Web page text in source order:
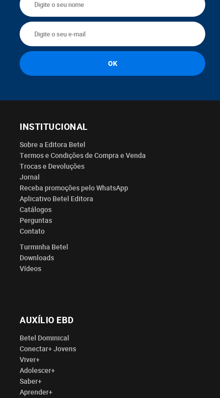
INSTITUCIONAL
Sobre a Editora Betel
Termos e Condições de Compra e Venda
Trocas e Devoluções
Jornal
Receba promoções pelo WhatsApp
Aplicativo Betel Editora
Catálogos
Perguntas
Contato
Turminha Betel
Downloads
Vídeos
AUXÍLIO EBD
Betel Dominical
Conectar+ Jovens
Viver+
Adolescer+
Saber+
Aprender+